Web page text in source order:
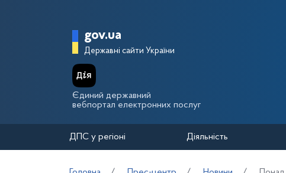
Головна сторінка
gov.ua
Державні сайти України
Єдиний державний
вебпортал електронних послуг
ДПС у регіоні Діяльність